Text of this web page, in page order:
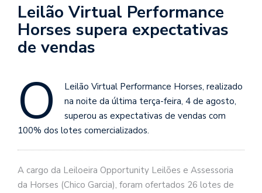
Leilão Virtual Performance
Horses supera expectativas
de vendas
O
Leilão Virtual Performance Horses, realizado
na noite da última terça-feira, 4 de agosto,
superou as expectativas de vendas com
100% dos lotes comercializados.
A cargo da Leiloeira Opportunity Leilões e Assessoria
da Horses (Chico Garcia), foram ofertados 26 lotes de